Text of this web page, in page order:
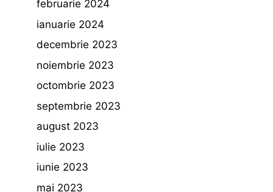
februarie 2024
ianuarie 2024
decembrie 2023
noiembrie 2023
octombrie 2023
septembrie 2023
august 2023
iulie 2023
iunie 2023
mai 2023